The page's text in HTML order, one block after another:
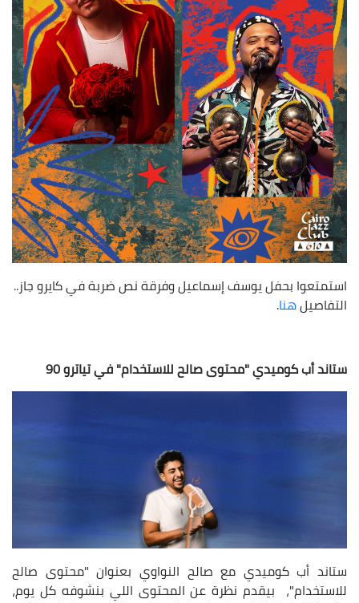
استمتعوا بحفل يوسف إسماعيل وفرقة نص ضربة في كايرو جاز..
التفاصيلهنا.
ستاند أب كوميدي "محتوى صالح للاستخدام" في تياترو 90
ستاند أب كوميدي مع صالح النواوي بعنوان "محتوى صالح
للاستخدام"، بيقدم نظرة عن المحتوى اللي بنشوفه كل يوم،